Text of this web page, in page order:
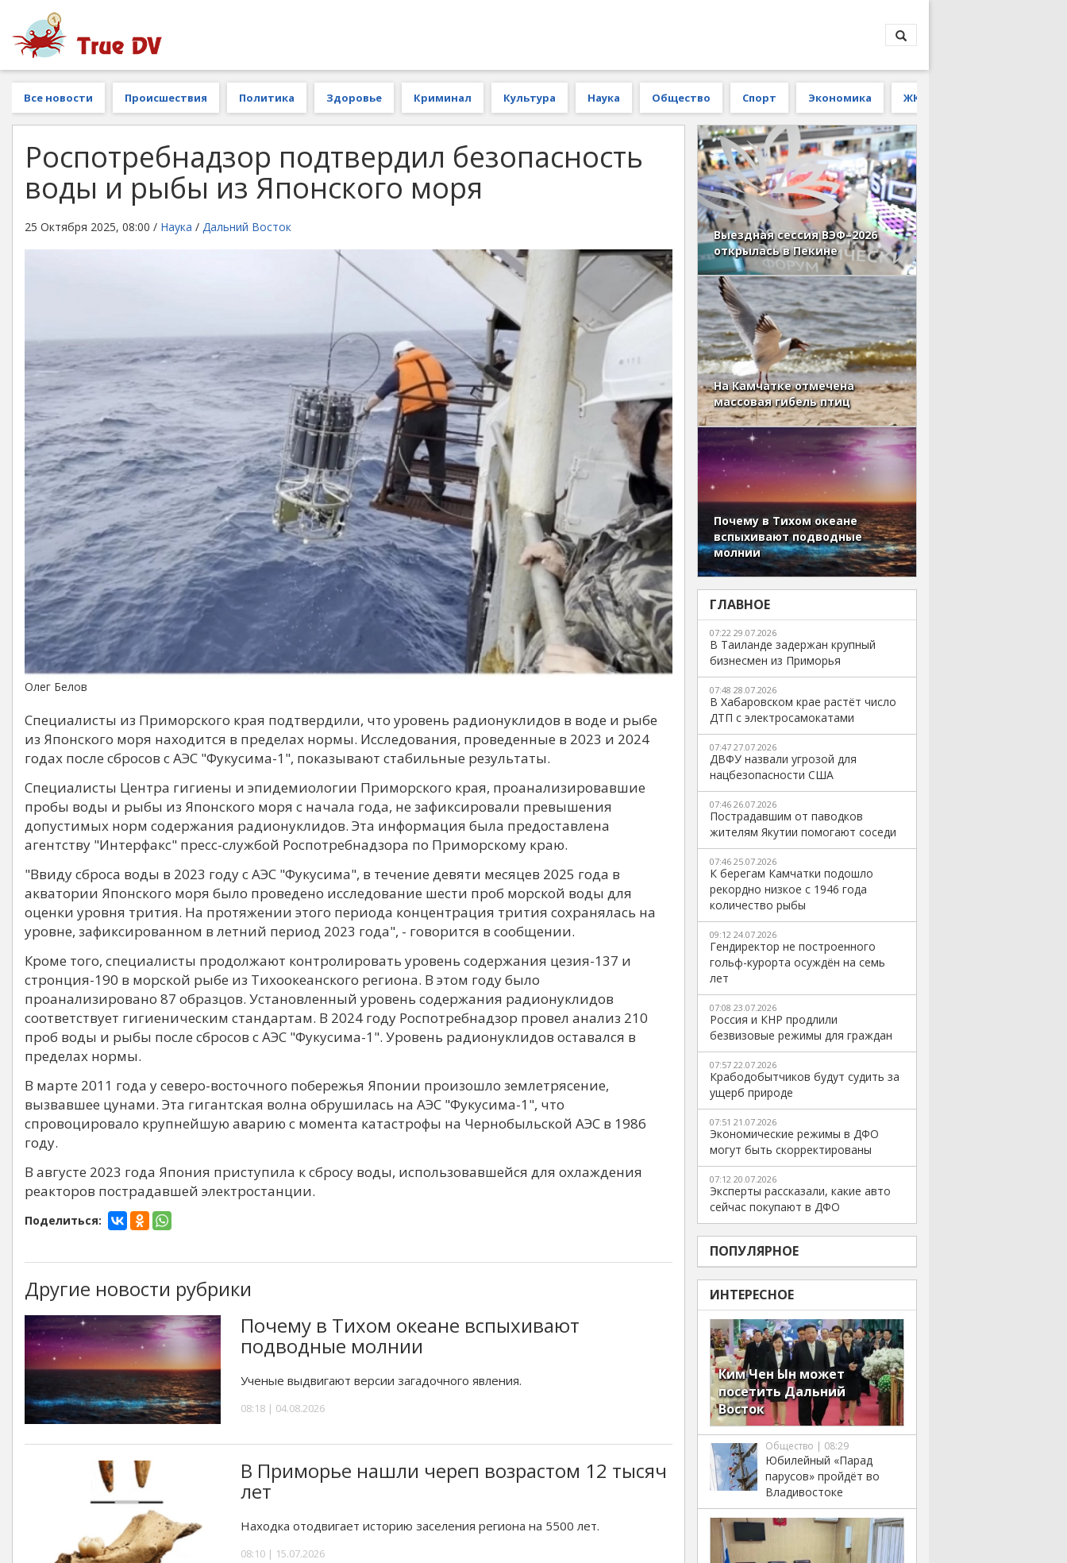
Все новости Происшествия Политика Здоровье Криминал Культура Наука Общество Спорт Экономика ЖКХ
Роспотребнадзор подтвердил безопасность
воды и рыбы из Японского моря
25 Октября 2025, 08:00 / Наука / Дальний Восток
Олег Белов
Специалисты из Приморского края подтвердили, что уровень радионуклидов в воде и рыбе
из Японского моря находится в пределах нормы. Исследования, проведенные в 2023 и 2024
годах после сбросов с АЭС "Фукусима-1", показывают стабильные результаты.
Специалисты Центра гигиены и эпидемиологии Приморского края, проанализировавшие
пробы воды и рыбы из Японского моря с начала года, не зафиксировали превышения
допустимых норм содержания радионуклидов. Эта информация была предоставлена
агентству "Интерфакс" пресс-службой Роспотребнадзора по Приморскому краю.
"Ввиду сброса воды в 2023 году с АЭС "Фукусима", в течение девяти месяцев 2025 года в
акватории Японского моря было проведено исследование шести проб морской воды для
оценки уровня трития. На протяжении этого периода концентрация трития сохранялась на
уровне, зафиксированном в летний период 2023 года", - говорится в сообщении.
Кроме того, специалисты продолжают контролировать уровень содержания цезия-137 и
стронция-190 в морской рыбе из Тихоокеанского региона. В этом году было
проанализировано 87 образцов. Установленный уровень содержания радионуклидов
соответствует гигиеническим стандартам. В 2024 году Роспотребнадзор провел анализ 210
проб воды и рыбы после сбросов с АЭС "Фукусима-1". Уровень радионуклидов оставался в
пределах нормы.
В марте 2011 года у северо-восточного побережья Японии произошло землетрясение,
вызвавшее цунами. Эта гигантская волна обрушилась на АЭС "Фукусима-1", что
спровоцировало крупнейшую аварию с момента катастрофы на Чернобыльской АЭС в 1986
году.
В августе 2023 года Япония приступила к сбросу воды, использовавшейся для охлаждения
реакторов пострадавшей электростанции.
Поделиться:
Другие новости рубрики
Почему в Тихом океане вспыхивают
подводные молнии
Ученые выдвигают версии загадочного явления.
08:18 | 04.08.2026
В Приморье нашли череп возрастом 12 тысяч
лет
Находка отодвигает историю заселения региона на 5500 лет.
08:10 | 15.07.2026
Выездная сессия ВЭФ–2026
открылась в Пекине
На Камчатке отмечена
массовая гибель птиц
Почему в Тихом океане
вспыхивают подводные
молнии
ГЛАВНОЕ
07:22 29.07.2026
В Таиланде задержан крупный
бизнесмен из Приморья
07:48 28.07.2026
В Хабаровском крае растёт число
ДТП с электросамокатами
07:47 27.07.2026
ДВФУ назвали угрозой для
нацбезопасности США
07:46 26.07.2026
Пострадавшим от паводков
жителям Якутии помогают соседи
07:46 25.07.2026
К берегам Камчатки подошло
рекордно низкое с 1946 года
количество рыбы
09:12 24.07.2026
Гендиректор не построенного
гольф-курорта осуждён на семь
лет
07:08 23.07.2026
Россия и КНР продлили
безвизовые режимы для граждан
07:57 22.07.2026
Крабодобытчиков будут судить за
ущерб природе
07:51 21.07.2026
Экономические режимы в ДФО
могут быть скорректированы
07:12 20.07.2026
Эксперты рассказали, какие авто
сейчас покупают в ДФО
ПОПУЛЯРНОЕ
ИНТЕРЕСНОЕ
Ким Чен Ын может
посетить Дальний
Восток
Общество | 08:29
Юбилейный «Парад
парусов» пройдёт во
Владивостоке